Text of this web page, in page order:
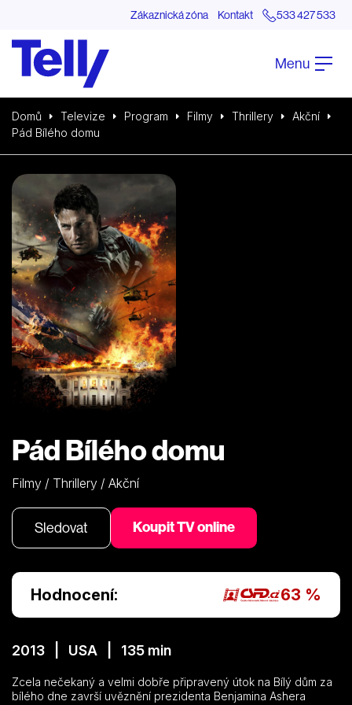
Zákaznická zóna Kontakt 533 427 533
Menu
Domů Televize Program Filmy Thrillery
Akční
Pád Bílého domu
Pád Bílého domu
Filmy / Thrillery / Akční
Sledovat Koupit TV online
Hodnocení: 63 %
2013 | USA | 135 min
Zcela nečekaný a velmi dobře připravený útok na Bílý dům za
bílého dne završí uvěznění prezidenta Benjamina Ashera